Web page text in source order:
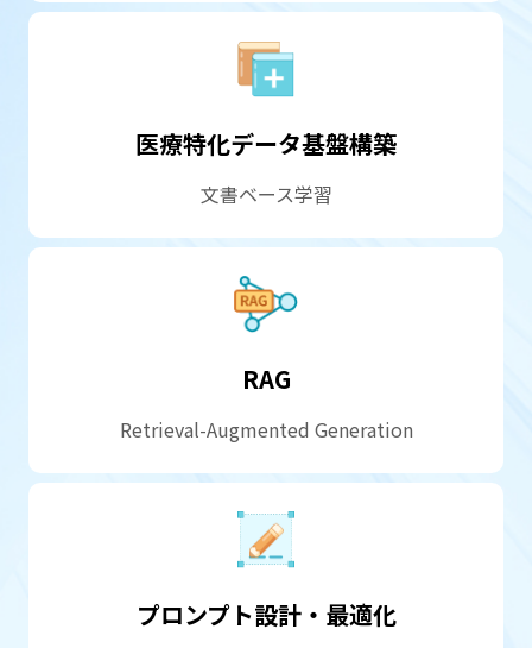
医療特化データ基盤構築
文書ベース学習
RAG
Retrieval-Augmented Generation
プロンプト設計・最適化